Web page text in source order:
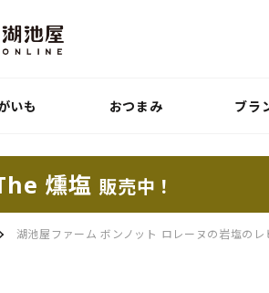
いも おつまみ ブラ
燻塩 販売中！
湖池屋ファーム ボンノット ロレーヌの岩塩のレ